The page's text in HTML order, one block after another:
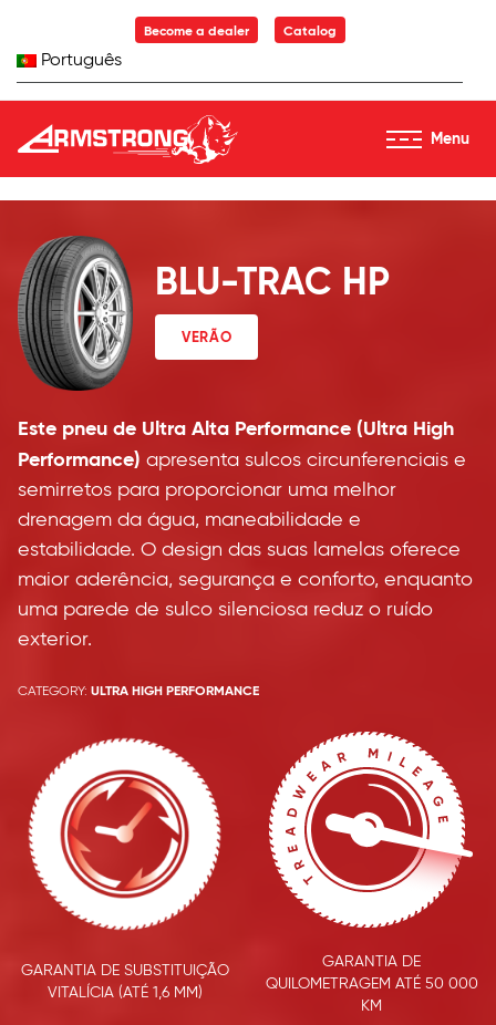
Skip to ContentBecome a dealer Catalog
Português
Armstrong Tyres homepage
Menu
BLU-TRAC HP
VERÃO
Este pneu de Ultra Alta Performance (Ultra High
Performance) apresenta sulcos circunferenciais e
semirretos para proporcionar uma melhor
drenagem da água, maneabilidade e
estabilidade. O design das suas lamelas oferece
maior aderência, segurança e conforto, enquanto
uma parede de sulco silenciosa reduz o ruído
exterior.
CATEGORY: ULTRA HIGH PERFORMANCE
GARANTIA DE SUBSTITUIÇÃO
VITALÍCIA (ATÉ 1,6 MM)
GARANTIA DE
QUILOMETRAGEM ATÉ 50 000
KM